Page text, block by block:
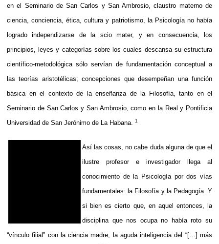
en el Seminario de San Carlos y San Ambrosio, claustro materno de
ciencia, conciencia, ética, cultura y patriotismo, la Psicología no había
logrado independizarse de la scio mater, y en consecuencia, los
principios, leyes y categorías sobre los cuales descansa su estructura
científico-metodológica sólo servían de fundamentación conceptual a
las teorías aristotélicas; concepciones que desempeñan una función
básica en el contexto de la enseñanza de la Filosofía, tanto en el
Seminario de San Carlos y San Ambrosio, como en la Real y Pontificia
Universidad de San Jerónimo de La Habana.
1
Así las cosas, no cabe duda alguna de que el
ilustre profesor e investigador llega al
conocimiento de la Psicología por dos vías
fundamentales: la Filosofía y la Pedagogía. Y
si bien es cierto que, en aquel entonces, la
disciplina que nos ocupa no había roto su
“vínculo filial” con la ciencia madre, la aguda inteligencia del “[…] más